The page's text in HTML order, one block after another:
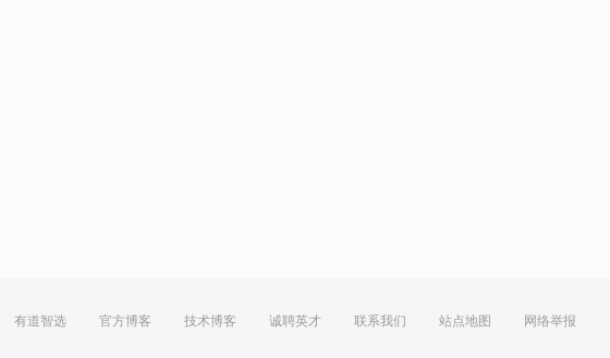
有道智选 官方博客 技术博客 诚聘英才 联系我们 站点地图 网络举报